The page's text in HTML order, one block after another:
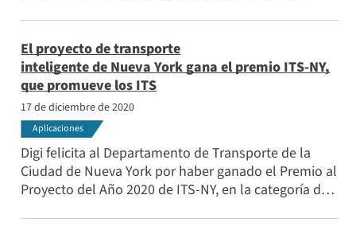
El proyecto de transporte
inteligente de Nueva York gana el premio ITS-NY,
que promueve los ITS
17 de diciembre de 2020
Aplicaciones
Digi felicita al Departamento de Transporte de la
Ciudad de Nueva York por haber ganado el Premio al
Proyecto del Año 2020 de ITS-NY, en la categoría de